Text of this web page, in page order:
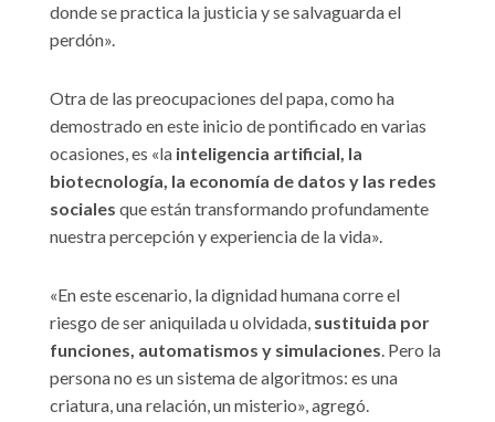
donde se practica la justicia y se salvaguarda el
perdón».
Otra de las preocupaciones del papa, como ha
demostrado en este inicio de pontificado en varias
ocasiones, es «la inteligencia artificial, la
biotecnología, la economía de datos y las redes
sociales que están transformando profundamente
nuestra percepción y experiencia de la vida».
«En este escenario, la dignidad humana corre el
riesgo de ser aniquilada u olvidada, sustituida por
funciones, automatismos y simulaciones. Pero la
persona no es un sistema de algoritmos: es una
criatura, una relación, un misterio», agregó.